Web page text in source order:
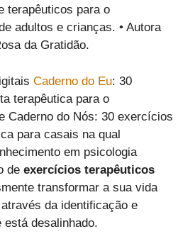
terapêuticos para o
adultos e crianças. • Autora
da Gratidão.
Caderno do Eu: 30
terapêutica para o
Caderno do Nós: 30 exercícios
para casais na qual
em psicologia
de exercícios terapêuticos
transformar a sua vida
da identificação e
está desalinhado.